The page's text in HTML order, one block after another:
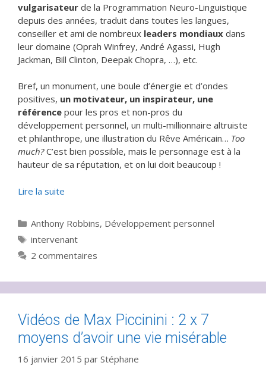
vulgarisateur de la Programmation Neuro-Linguistique
depuis des années, traduit dans toutes les langues,
conseiller et ami de nombreux leaders mondiaux dans
leur domaine (Oprah Winfrey, André Agassi, Hugh
Jackman, Bill Clinton, Deepak Chopra, …), etc.
Bref, un monument, une boule d’énergie et d’ondes
positives, un motivateur, un inspirateur, une
référence pour les pros et non-pros du
développement personnel, un multi-millionnaire altruiste
et philanthrope, une illustration du Rêve Américain… Too
much?C’est bien possible, mais le personnage est à la
hauteur de sa réputation, et on lui doit beaucoup !
Lire la suite
Catégories
Anthony Robbins, Développement personnel
Étiquettes
intervenant
2 commentaires
Vidéos de Max Piccinini : 2 x 7
moyens d’avoir une vie misérable
16 janvier 2015 par Stéphane